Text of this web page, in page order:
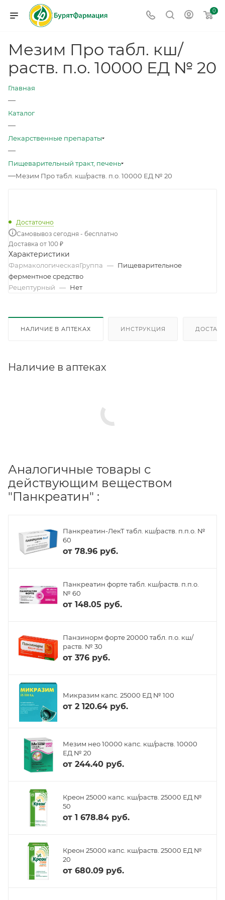
0
Мезим Про табл. кш/
раств. п.о. 10000 ЕД № 20
Главная
—
Каталог
—
Лекарственные препараты
—
Пищеварительный тракт, печень
—Мезим Про табл. кш/раств. п.о. 10000 ЕД № 20
Достаточно
Самовывоз сегодня - бесплатно
Доставка от 100 ₽
Характеристики
ФармакологическаяГруппа — Пищеварительное
ферментное средство
Рецептурный — Нет
НАЛИЧИЕ В АПТЕКАХ ИНСТРУКЦИЯ
Наличие в аптеках
Аналогичные товары с
действующим веществом
"Панкреатин" :
Панкреатин-ЛекТ табл. кш/раств. п.п.о. №
60
от 78.96 руб.
Панкреатин форте табл. кш/раств. п.п.о.
№ 60
от 148.05 руб.
Панзинорм форте 20000 табл. п.о. кш/
раств. № 30
от 376 руб.
Микразим капс. 25000 ЕД № 100
от 2 120.64 руб.
Мезим нео 10000 капс. кш/раств. 10000
ЕД № 20
от 244.40 руб.
Креон 25000 капс. кш/раств. 25000 ЕД №
50
от 1 678.84 руб.
Креон 25000 капс. кш/раств. 25000 ЕД №
20
от 680.09 руб.